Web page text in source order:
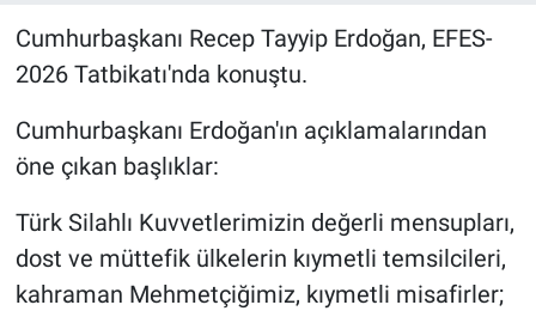
Cumhurbaşkanı Recep Tayyip Erdoğan, EFES-
2026 Tatbikatı'nda konuştu.
Cumhurbaşkanı Erdoğan'ın açıklamalarından
öne çıkan başlıklar:
Türk Silahlı Kuvvetlerimizin değerli mensupları,
dost ve müttefik ülkelerin kıymetli temsilcileri,
kahraman Mehmetçiğimiz, kıymetli misafirler;